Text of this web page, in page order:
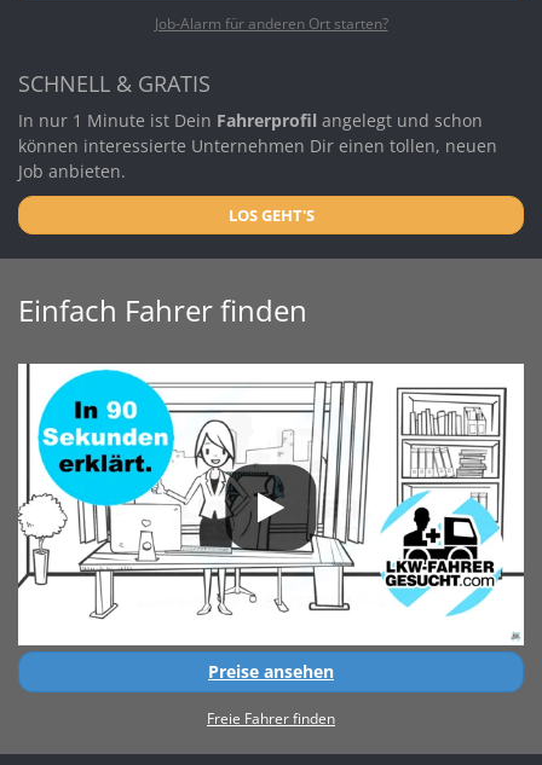
Job-Alarm für anderen Ort starten?
SCHNELL & GRATIS
In nur 1 Minute ist Dein Fahrerprofil angelegt und schon
können interessierte Unternehmen Dir einen tollen, neuen
Job anbieten.
LOS GEHT'S
Einfach Fahrer finden
Preise ansehen
Freie Fahrer finden